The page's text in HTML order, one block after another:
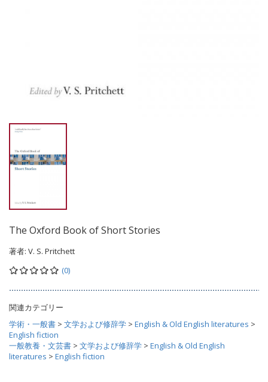
The Oxford Book of Short Stories
著者: V. S. Pritchett
(0)
関連カテゴリー
学術・一般書 > 文学および修辞学 > English & Old English literatures >
English fiction
一般教養・文芸書 > 文学および修辞学 > English & Old English
literatures > English fiction